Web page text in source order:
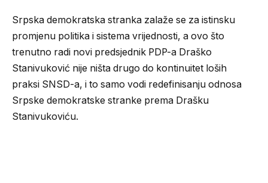
Srpska demokratska stranka zalaže se za istinsku
promjenu politika i sistema vrijednosti, a ovo što
trenutno radi novi predsjednik PDP-a Draško
Stanivuković nije ništa drugo do kontinuitet loših
praksi SNSD-a, i to samo vodi redefinisanju odnosa
Srpske demokratske stranke prema Drašku
Stanivukoviću.